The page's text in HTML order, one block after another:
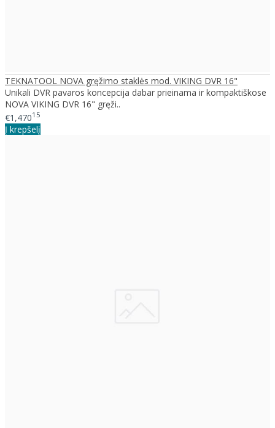
TEKNATOOL NOVA gręžimo staklės mod. VIKING DVR 16"
Unikali DVR pavaros koncepcija dabar prieinama ir kompaktiškose
NOVA VIKING DVR 16" gręži..
€1,47015
Į krepšelį